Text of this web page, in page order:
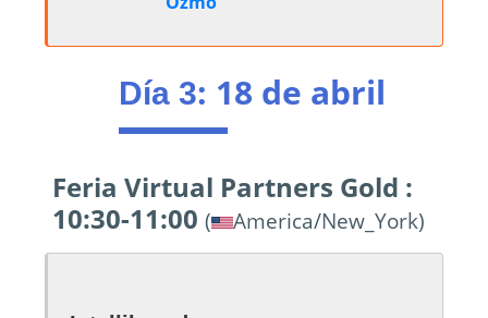
Día 3: 18 de abril
Feria Virtual Partners Gold :
10:30-11:00 ( America/New_York)